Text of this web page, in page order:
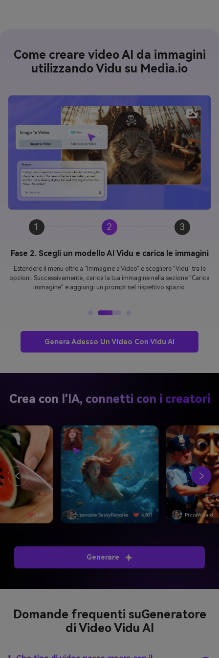
Come creare video AI da immagini
utilizzando Vidu su Media.io
1 2 3
Fase 2. Scegli un modello AI Vidu e carica le immagini
Estendere il menu oltre a "Immagine a Video" e scegliere "Vidu" tra le
opzioni. Successivamente, carica la tua immagine nella sezione "Carica
immagine" e aggiungi un prompt nel rispettivo spazio.
Genera Adesso Un Video Con Vidu AI
Crea con l'IA, connetti con i creatori
8,641 pancake SassyPancake 4,501 PizzaWizard
Generare
Domande frequenti suGeneratore
di Video Vidu AI